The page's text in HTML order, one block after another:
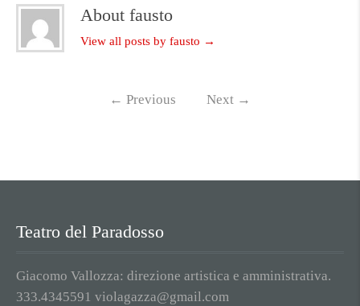
About fausto
View all posts by fausto →
← Previous Next →
Teatro del Paradosso
Giacomo Vallozza: direzione artistica e amministrativa.
333.4345591 violagazza@gmail.com